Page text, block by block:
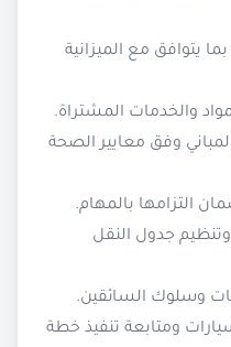
يتوافق مع الميزانية
والخدمات المشتراة.
وفق معايير الصحة
التزامها بالمهام.
جدول النقل
وسلوك السائقين.
ومتابعة تنفيذ خطة